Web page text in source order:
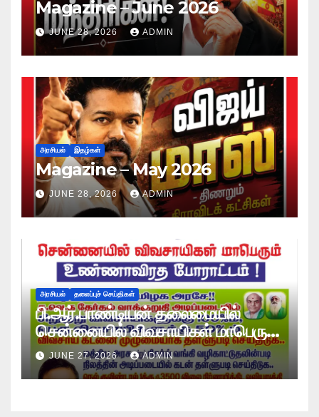
Magazine – June 2026
JUNE 28, 2026 ADMIN
அரசியல் இதழ்கள்
Magazine – May 2026
JUNE 28, 2026 ADMIN
அரசியல் தலைப்புச் செய்திகள்
பி.ஆர்.பாண்டியன் தலைமையில்
சென்னையில் விவசாயிகள் மாபெரும்
உண்ணாவிரத போராட்டம் !
JUNE 27, 2026 ADMIN